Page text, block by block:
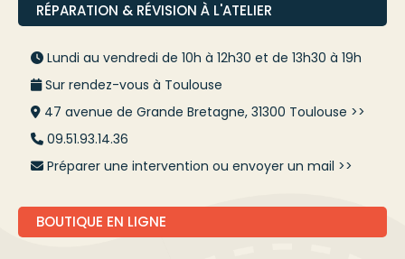
RÉPARATION & RÉVISION À L'ATELIER
Lundi au vendredi de 10h à 12h30 et de 13h30 à 19h
Sur rendez-vous à Toulouse
47 avenue de Grande Bretagne, 31300 Toulouse >>
09.51.93.14.36
Préparer une intervention ou envoyer un mail >>
BOUTIQUE EN LIGNE